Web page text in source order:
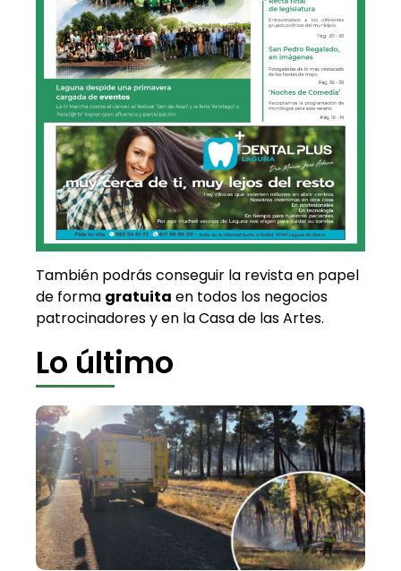
También podrás conseguir la revista en papel
de forma gratuita en todos los negocios
patrocinadores y en la Casa de las Artes.
Lo último